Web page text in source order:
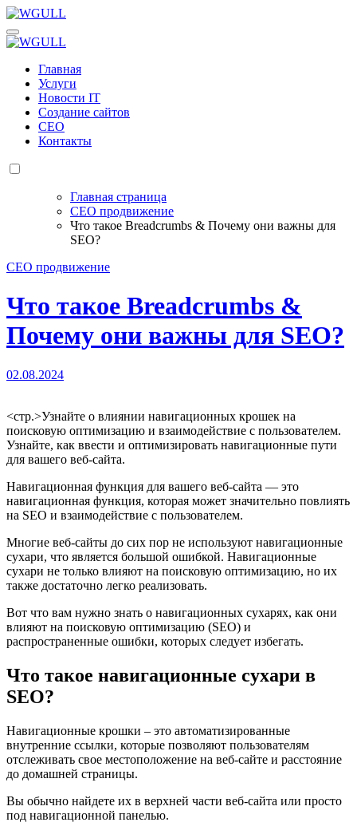
Перейти
к
содержанию
WGULL
Белая чайка - создание и продвижение сайтов
Белая чайка - создание и продвижение сайтов
Главная
Услуги
Новости IT
Создание сайтов
СЕО
Контакты
Главная страница
СЕО продвижение
Что такое Breadcrumbs & Почему они важны для
SEO?
СЕО продвижение
Что такое Breadcrumbs &
Почему они важны для SEO?
02.08.2024
<стр.>Узнайте о влиянии навигационных крошек на
поисковую оптимизацию и взаимодействие с пользователем.
Узнайте, как ввести и оптимизировать навигационные пути
для вашего веб-сайта.
Навигационная функция для вашего веб-сайта — это
навигационная функция, которая может значительно повлиять
на SEO и взаимодействие с пользователем.
Многие веб-сайты до сих пор не используют навигационные
сухари, что является большой ошибкой. Навигационные
сухари не только влияют на поисковую оптимизацию, но их
также достаточно легко реализовать.
Вот что вам нужно знать о навигационных сухарях, как они
влияют на поисковую оптимизацию (SEO) и
распространенные ошибки, которых следует избегать.
Что такое навигационные сухари в
SEO?
Навигационные крошки – это автоматизированные
внутренние ссылки, которые позволяют пользователям
отслеживать свое местоположение на веб-сайте и расстояние
до домашней страницы.
Вы обычно найдете их в верхней части веб-сайта или просто
под навигационной панелью.